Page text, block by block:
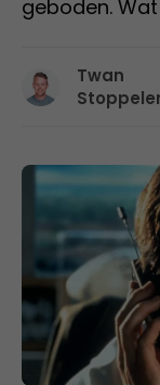
geboden.
Twan